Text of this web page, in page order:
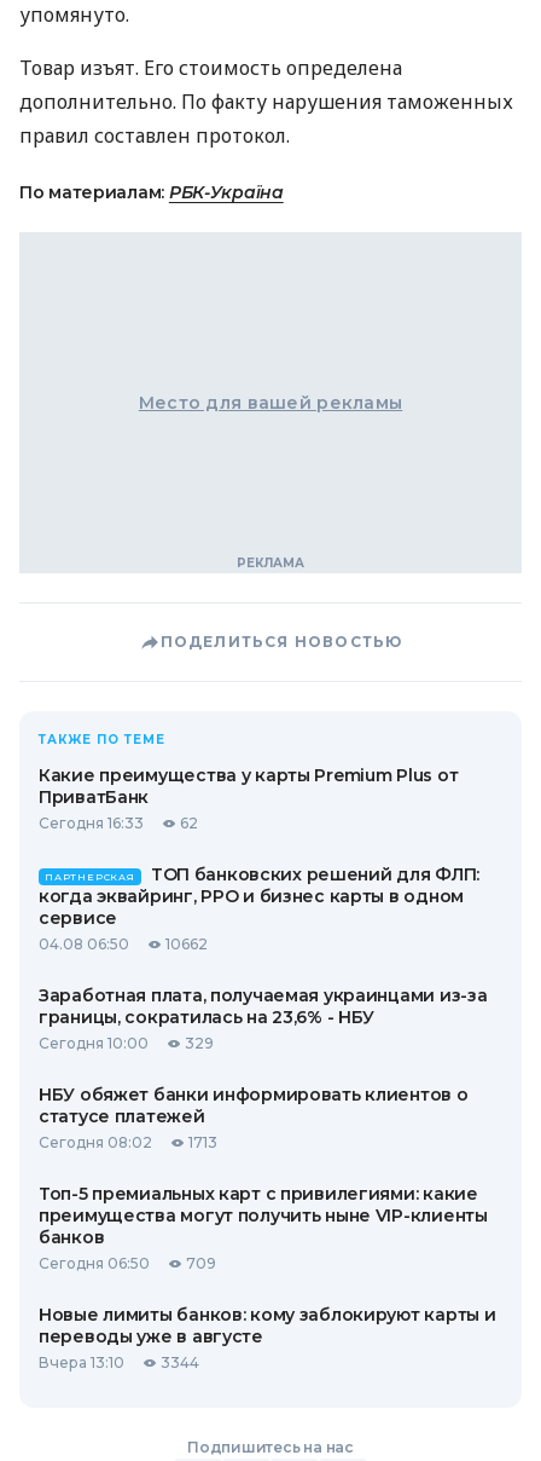
упомянуто.
Товар изъят. Его стоимость определена
дополнительно. По факту нарушения таможенных
правил составлен протокол.
По материалам: РБК-Україна
Место для вашей рекламы
ПОДЕЛИТЬСЯ НОВОСТЬЮ
ТАКЖЕ ПО ТЕМЕ
Какие преимущества у карты Premium Plus от
ПриватБанк
Сегодня 16:33 62
ПАРТНЕРСКАЯ
ТОП банковских решений для ФЛП:
когда эквайринг, РРО и бизнес карты в одном
сервисе
04.08 06:50 10662
Заработная плата, получаемая украинцами из-за
границы, сократилась на 23,6% - НБУ
Сегодня 10:00 329
НБУ обяжет банки информировать клиентов о
статусе платежей
Сегодня 08:02 1713
Топ-5 премиальных карт с привилегиями: какие
преимущества могут получить ныне VIP-клиенты
банков
Сегодня 06:50 709
Новые лимиты банков: кому заблокируют карты и
переводы уже в августе
Вчера 13:10 3344
Подпишитесь на нас